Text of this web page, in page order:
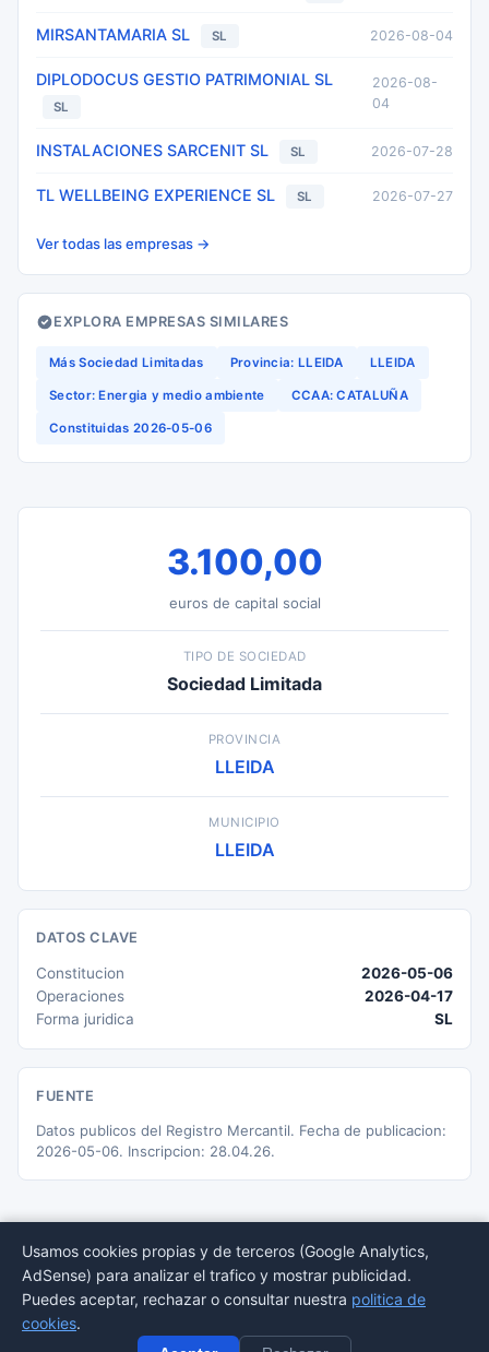
MIRSANTAMARIA SL SL 2026-08-04
DIPLODOCUS GESTIO PATRIMONIAL SL
SL
2026-08-
04
INSTALACIONES SARCENIT SL SL 2026-07-28
TL WELLBEING EXPERIENCE SL SL 2026-07-27
Ver todas las empresas →
EXPLORA EMPRESAS SIMILARES
Más Sociedad Limitadas Provincia: LLEIDA LLEIDA
Sector: Energia y medio ambiente CCAA: CATALUÑA
Constituidas 2026-05-06
3.100,00
euros de capital social
TIPO DE SOCIEDAD
Sociedad Limitada
PROVINCIA
LLEIDA
MUNICIPIO
LLEIDA
DATOS CLAVE
Constitucion
2026-05-06
Operaciones
2026-04-17
Forma juridica
SL
FUENTE
Datos publicos del Registro Mercantil. Fecha de publicacion:
2026-05-06. Inscripcion: 28.04.26.
© 2026 BORMEDirectorio — Datos publicos del Registro Mercantil
Provincias
legal
Usamos cookies propias y de terceros (Google Analytics,
AdSense) para analizar el trafico y mostrar publicidad.
Puedes aceptar, rechazar o consultar nuestra politica de
cookies.